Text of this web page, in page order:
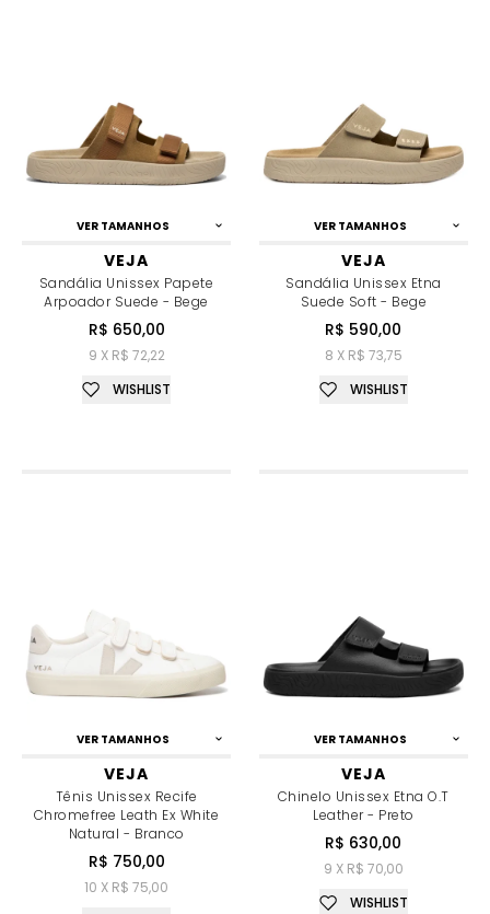
VER TAMANHOS
VEJA
Sandália Unissex Papete
Arpoador Suede - Bege
R$ 650,00
9 X R$ 72,22
WISHLIST
VER TAMANHOS
VEJA
Sandália Unissex Etna
Suede Soft - Bege
R$ 590,00
8 X R$ 73,75
WISHLIST
VER TAMANHOS
VEJA
Tênis Unissex Recife
Chromefree Leath Ex White
Natural - Branco
R$ 750,00
10 X R$ 75,00
VER TAMANHOS
VEJA
Chinelo Unissex Etna O.T
Leather - Preto
R$ 630,00
9 X R$ 70,00
WISHLIST